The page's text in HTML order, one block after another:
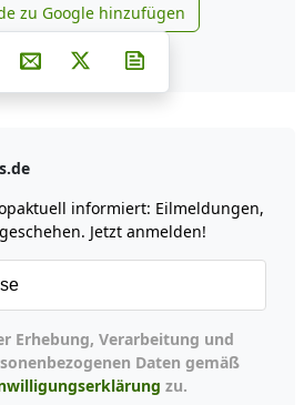
news.de zu Google
zu Google hinzufügen
Teilen auf Facebook
Teilen auf Whatsapp
Teilen auf Telegram
auf Pinterest
Per E-Mail teilen
Post auf X
informiert: Eilmeldungen,
Jetzt anmelden!
Daten gemäß
zu.